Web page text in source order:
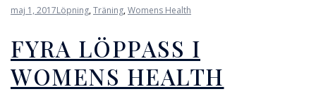
maj 1, 2017Löpning,Träning,Womens Health
FYRA LÖPPASS I
WOMENS HEALTH